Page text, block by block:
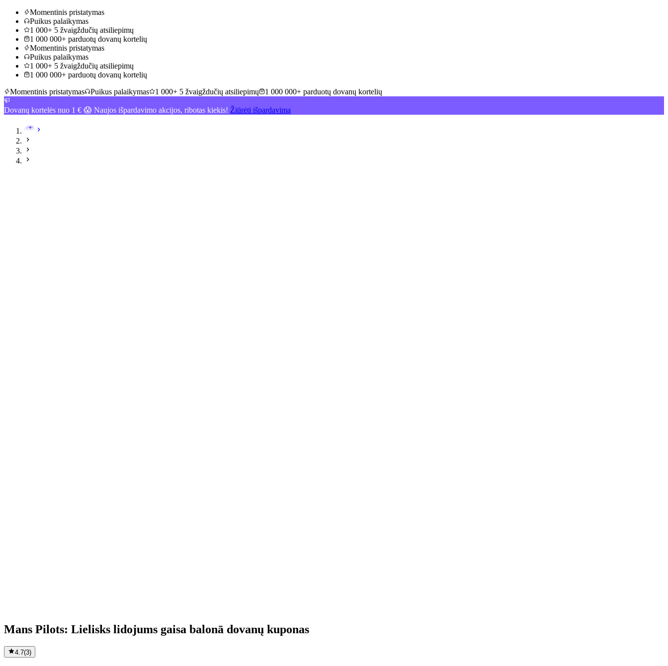
Momentinis pristatymas
Puikus palaikymas
1 000+ 5 žvaigždučių atsiliepimų
1 000 000+ parduotų dovanų kortelių
Momentinis pristatymas
Puikus palaikymas
1 000+ 5 žvaigždučių atsiliepimų
1 000 000+ parduotų dovanų kortelių
Momentinis pristatymas
Puikus palaikymas 1 000+ 5 žvaigždučių atsiliepimų 1 000 000+ parduotų dovanų kortelių
Dovanų kortelės nuo 1 € 😱 Naujos išpardavimo akcijos, ribotas kiekis! Žiūrėti išpardavimą
Mans Pilots: Lielisks lidojums gaisa balonā dovanų kuponas
4.7(3)